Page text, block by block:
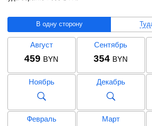
В одну сторону
Август
459 BYN
Сентябрь
354 BYN
Ноябрь Декабрь
Февраль Март